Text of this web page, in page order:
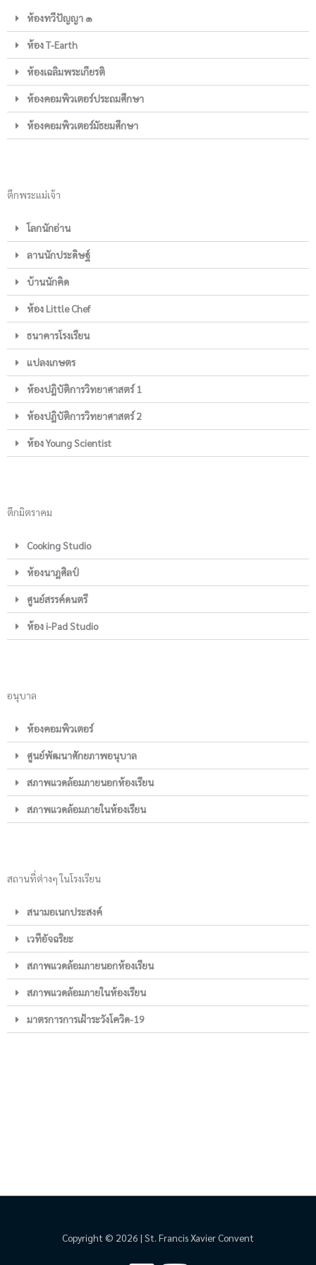
ห้องทวีปัญญา ๑
ห้อง T-Earth
ห้องเฉลิมพระเกียรติ
ห้องคอมพิวเตอร์ประถมศึกษา
ห้องคอมพิวเตอร์มัธยมศึกษา
ตึกพระแม่เจ้า
โลกนักอ่าน
ลานนักประดิษฐ์
บ้านนักคิด
ห้อง Little Chef
ธนาคารโรงเรียน
แปลงเกษตร
ห้องปฎิบัติการวิทยาศาสตร์ 1
ห้องปฎิบัติการวิทยาศาสตร์ 2
ห้อง Young Scientist
ตึกมิตราคม
Cooking Studio
ห้องนาฎศิลป์
ศูนย์สรรค์ดนตรี
ห้อง i-Pad Studio
อนุบาล
ห้องคอมพิวเตอร์
ศูนย์พัฒนาศักยภาพอนุบาล
สภาพแวดล้อมภายนอกห้องเรียน
สภาพแวดล้อมภายในห้องเรียน
สถานที่ต่างๆ ในโรงเรียน
สนามอเนกประสงค์
เวทีอัจฉริยะ
สภาพแวดล้อมภายนอกห้องเรียน
สภาพแวดล้อมภายในห้องเรียน
มาตรการการเฝ้าระวังโควิด-19
Copyright © 2026 | St. Francis Xavier Convent